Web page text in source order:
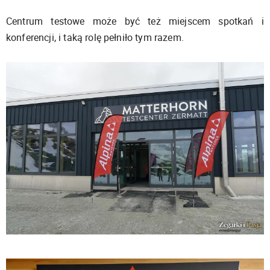
Centrum testowe może być też miejscem spotkań i
konferencji, i taką rolę pełniło tym razem.